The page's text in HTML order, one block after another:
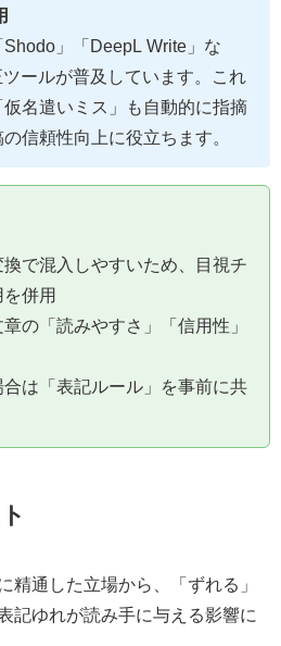
」「DeepL Write」な
ールが普及しています。これ
名遣いミス」も自動的に指摘
信頼性向上に役立ちます。
換で混入しやすいため、目視チ
併用
の「読みやすさ」「信用性」
は「表記ルール」を事前に共
精通した立場から、「ずれる」
記ゆれが読み手に与える影響に